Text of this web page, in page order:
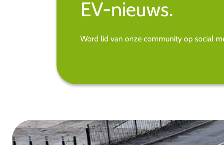
EV-nieuws.
Word lid van onze community op social